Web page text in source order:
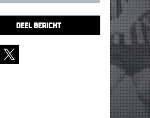
DEEL BERICHT